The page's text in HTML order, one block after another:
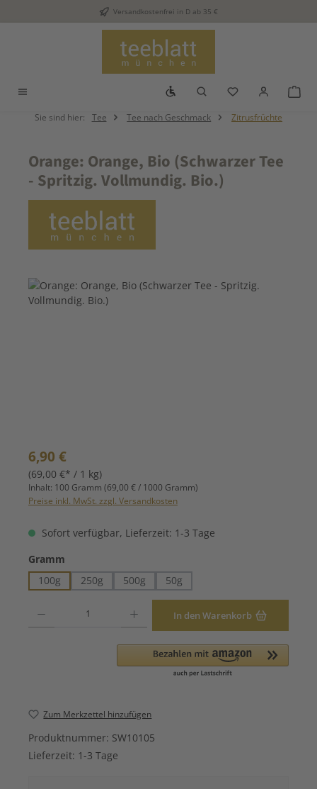
Zum Hauptinhalt springenVersandkostenfrei in D ab 35 €
Werkzeugleiste anzeigen
Du hast 0
Sie sind hier: Tee Tee nach Geschmack Zitrusfrüchte
Orange: Orange, Bio (Schwarzer Tee
- Spritzig. Vollmundig. Bio.)
Bildergalerie überspringen
Regulärer Preis:
6,90 €
(69,00 €* / 1 kg)
Inhalt: 100 Gramm (69,00 € / 1000 Gramm)
Preise inkl. MwSt. zzgl. Versandkosten
Sofort verfügbar, Lieferzeit: 1-3 Tage
Gramm
100g
250g 500g 50g
In den Warenkorb
Zum Merkzettel hinzufügen
Produktnummer: SW10105
Lieferzeit: 1-3 Tage